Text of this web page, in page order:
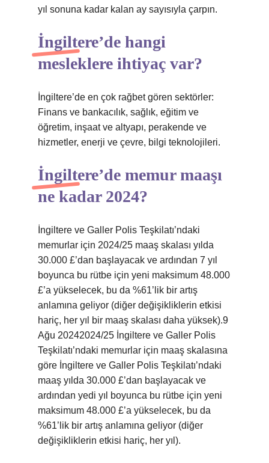
yıl sonuna kadar kalan ay sayısıyla çarpın.
İngiltere’de hangi
mesleklere ihtiyaç var?
İngiltere’de en çok rağbet gören sektörler:
Finans ve bankacılık, sağlık, eğitim ve
öğretim, inşaat ve altyapı, perakende ve
hizmetler, enerji ve çevre, bilgi teknolojileri.
İngiltere’de memur maaşı
ne kadar 2024?
İngiltere ve Galler Polis Teşkilatı’ndaki
memurlar için 2024/25 maaş skalası yılda
30.000 £’dan başlayacak ve ardından 7 yıl
boyunca bu rütbe için yeni maksimum 48.000
£’a yükselecek, bu da %61’lik bir artış
anlamına geliyor (diğer değişikliklerin etkisi
hariç, her yıl bir maaş skalası daha yüksek).9
Ağu 20242024/25 İngiltere ve Galler Polis
Teşkilatı’ndaki memurlar için maaş skalasına
göre İngiltere ve Galler Polis Teşkilatı’ndaki
maaş yılda 30.000 £’dan başlayacak ve
ardından yedi yıl boyunca bu rütbe için yeni
maksimum 48.000 £’a yükselecek, bu da
%61’lik bir artış anlamına geliyor (diğer
değişikliklerin etkisi hariç, her yıl).